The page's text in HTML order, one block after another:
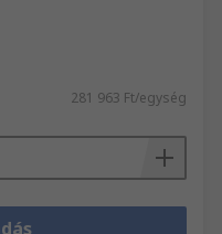
281 963 Ft/egység